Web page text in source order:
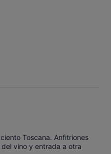
Toscana. Anfitriones
vino y entrada a otra